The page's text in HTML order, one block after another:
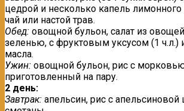
цедрой и несколько капель
чай или настой трав.
Обед: oвощной бульон, салат из
зеленью, с фруктовым уксусом (1 ч.л.)
масла.
Ужин: овощной бульон, рис с
приготовленный на пару.
2 день:
Завтрак: апельсин, рис с апельсиновой